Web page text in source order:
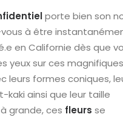
porte bien son
à être
en Californie dès que
yeux sur ces magnifiques
leurs formes coniques,
kaki ainsi que leur taille
grande, ces fleurs se